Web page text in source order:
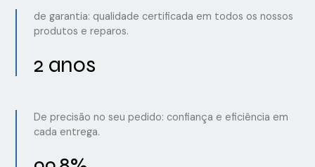
de garantia: qualidade certificada em todos os nossos
produtos e reparos.
2 anos
De precisão no seu pedido: confiança e eficiência em
cada entrega.